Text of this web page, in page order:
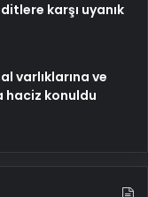
karşı uyanık
varlıklarına ve
haciz konuldu